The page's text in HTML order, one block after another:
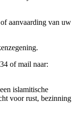
aanvaarding van uw
of mail naar:
islamitische
voor rust, bezinning